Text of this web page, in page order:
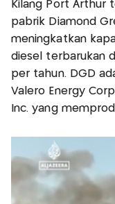
Kilang Port Arthur
pabrik Diamond
meningkatkan
diesel terbarukan
per tahun. DGD
Valero Energy
Inc. yang